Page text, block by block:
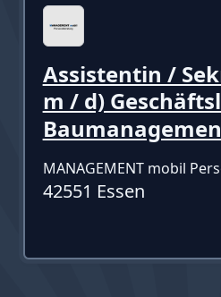
Assistentin /
m / d)
MANAGEMENT mobil
42551 Essen